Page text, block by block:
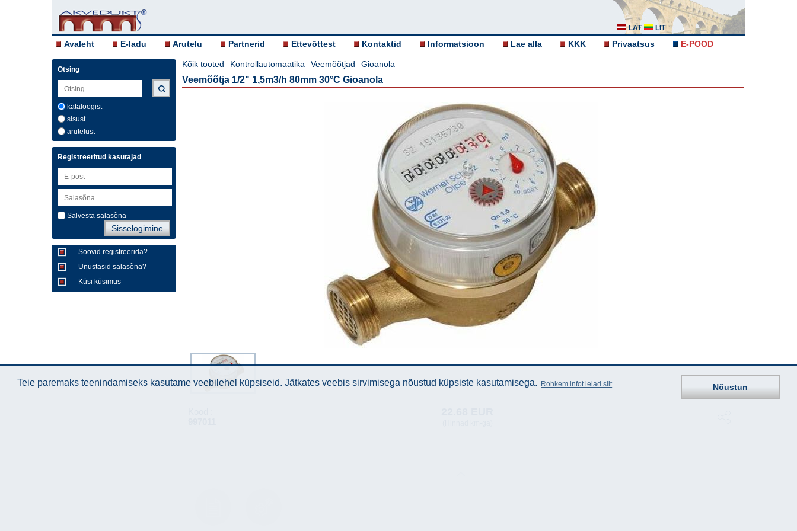
LAT LIT
Avaleht E-ladu Arutelu Partnerid Ettevõttest Kontaktid Informatsioon Lae alla KKK Privaatsus E-POOD
Otsing
kataloogist
sisust
arutelust
Registreeritud kasutajad
Salvesta salasõna
Soovid registreerida?
Unustasid salasõna?
Küsi küsimus
Kõik tooted - Kontrollautomaatika - Veemõõtjad - Gioanola
Veemõõtja 1/2" 1,5m3/h 80mm 30°C Gioanola
Teie paremaks teenindamiseks kasutame veebilehel küpsiseid. Jätkates veebis sirvimisega nõustud küpsiste kasutamisega. Rohkem infot leiad siit Nõustun